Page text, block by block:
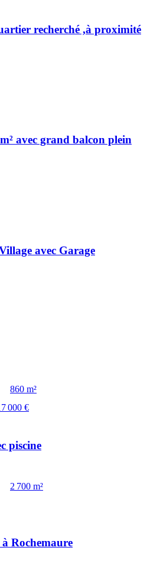
recherché ,à proximité
avec grand balcon plein
avec Garage
860 m²
000 €
piscine
2 700 m²
Rochemaure